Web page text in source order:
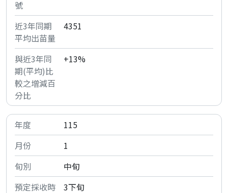
4351
+13%
115
1
中旬
3下旬